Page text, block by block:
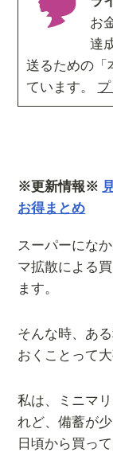
お
達
送るための「
ています。
※更新情報※
お得まとめ
スーパーにな
マ拡散による
ます。
そんな時、あ
おくことって大
私は、ミニマ
れど、備蓄が
日頃から買っ